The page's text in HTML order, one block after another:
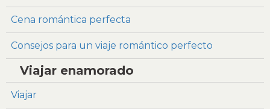
Cena romántica perfecta
Consejos para un viaje romántico perfecto
Viajar enamorado
Viajar